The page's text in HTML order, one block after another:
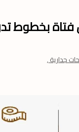
بخطوط
جدارية ,